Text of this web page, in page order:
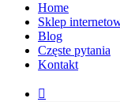
Home
Sklep
Blog
Częste pytania
Kontakt